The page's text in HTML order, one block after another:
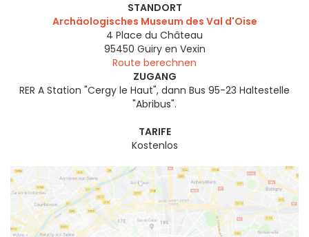
STANDORT
Archäologisches Museum des Val d'Oise
4 Place du Château
95450 Guiry en Vexin
Route berechnen
ZUGANG
RER A Station "Cergy le Haut", dann Bus 95-23 Haltestelle
"Abribus".
TARIFE
Kostenlos